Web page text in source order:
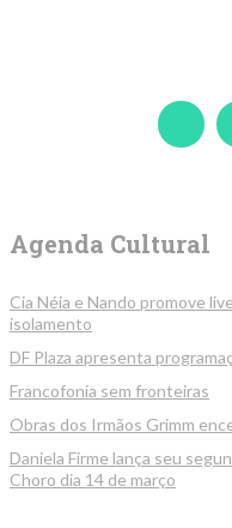
Agenda Cultural
Cia Néia e Nando promove
isolamento
DF Plaza apresenta
Francofonia sem fronteiras
Obras dos Irmãos Grimm
Daniela Firme lança seu
Choro dia 14 de março